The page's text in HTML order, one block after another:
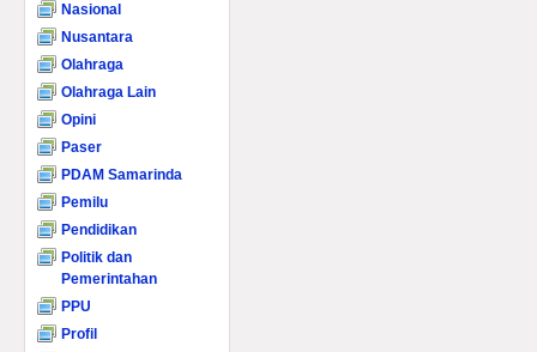
Nasional
Nusantara
Olahraga
Olahraga Lain
Opini
Paser
PDAM Samarinda
Pemilu
Pendidikan
Politik dan
Pemerintahan
PPU
Profil